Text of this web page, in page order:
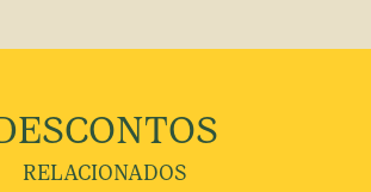
RELACIONADOS